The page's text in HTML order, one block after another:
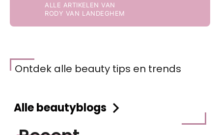
ALLE ARTIKELEN VAN
RODY VAN LANDEGHEM
Ontdek alle beauty tips en trends
Alle beautyblogs